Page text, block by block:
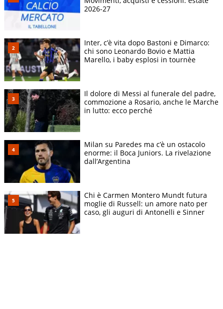
2026-27
Inter, c’è vita dopo Bastoni e Dimarco:
chi sono Leonardo Bovio e Mattia
Marello, i baby esplosi in tournèe
Il dolore di Messi al funerale del padre,
commozione a Rosario, anche le Marche
in lutto: ecco perché
Milan su Paredes ma c’è un ostacolo
enorme: il Boca Juniors. La rivelazione
dall’Argentina
Chi è Carmen Montero Mundt futura
moglie di Russell: un amore nato per
caso, gli auguri di Antonelli e Sinner